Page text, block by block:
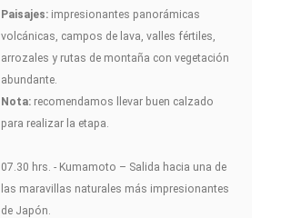
Paisajes: impresionantes panorámicas
volcánicas, campos de lava, valles fértiles,
arrozales y rutas de montaña con vegetación
abundante.
Nota: recomendamos llevar buen calzado
para realizar la etapa.
07.30 hrs. - Kumamoto – Salida hacia una de
las maravillas naturales más impresionantes
de Japón.